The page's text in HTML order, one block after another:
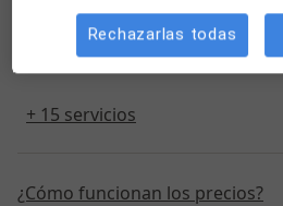
Primera consulta
DetallesPrimera consulta
+ 15 servicios
¿Cómo funcionan los precios?
Rechazarlas todas